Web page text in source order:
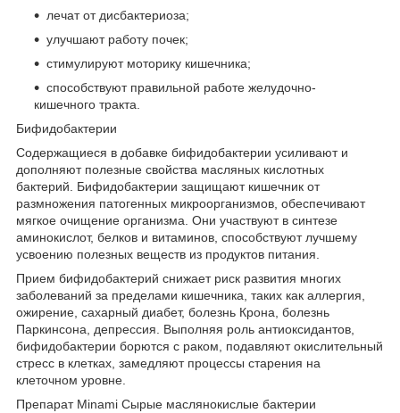
лечат от дисбактериоза;
улучшают работу почек;
стимулируют моторику кишечника;
способствуют правильной работе желудочно-
кишечного тракта.
Бифидобактерии
Содержащиеся в добавке бифидобактерии усиливают и
дополняют полезные свойства масляных кислотных
бактерий. Бифидобактерии защищают кишечник от
размножения патогенных микроорганизмов, обеспечивают
мягкое очищение организма. Они участвуют в синтезе
аминокислот, белков и витаминов, способствуют лучшему
усвоению полезных веществ из продуктов питания.
Прием бифидобактерий снижает риск развития многих
заболеваний за пределами кишечника, таких как аллергия,
ожирение, сахарный диабет, болезнь Крона, болезнь
Паркинсона, депрессия. Выполняя роль антиоксидантов,
бифидобактерии борются с раком, подавляют окислительный
стресс в клетках, замедляют процессы старения на
клеточном уровне.
Препарат Minami Сырые маслянокислые бактерии